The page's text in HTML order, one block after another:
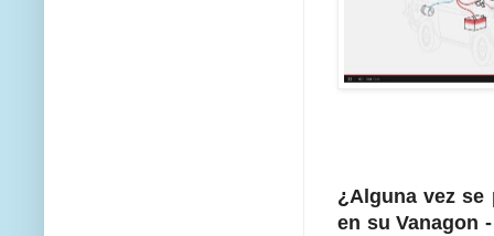
¿Alguna vez se
en su Vanagon